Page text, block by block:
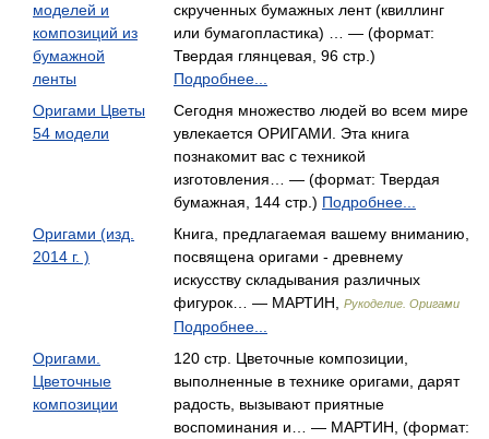
моделей и
композиций из
бумажной
ленты
скрученных бумажных лент (квиллинг
или бумагопластика) … — (формат:
Твердая глянцевая, 96 стр.)
Подробнее...
Оригами Цветы
54 модели
Сегодня множество людей во всем мире
увлекается ОРИГАМИ. Эта книга
познакомит вас с техникой
изготовления… — (формат: Твердая
бумажная, 144 стр.) Подробнее...
Оригами (изд.
2014 г. )
Книга, предлагаемая вашему вниманию,
посвящена оригами - древнему
искусству складывания различных
фигурок… — МАРТИН,
Рукоделие. Оригами
Подробнее...
Оригами.
Цветочные
композиции
120 стр. Цветочные композиции,
выполненные в технике оригами, дарят
радость, вызывают приятные
воспоминания и… — МАРТИН, (формат: